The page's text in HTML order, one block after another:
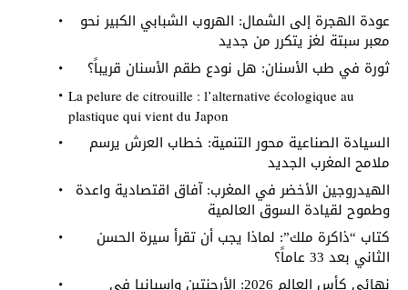
عودة الهجرة إلى الشمال: الهروب الشبابي الكبير نحو
معبر سبتة لغز يتكرر من جديد
ثورة في طب الأسنان: هل نودع طقم الأسنان قريباً؟
La pelure de citrouille : l’alternative écologique au
plastique qui vient du Japon
السيادة الصناعية محور التنمية: خطاب العرش يرسم
ملامح المغرب الجديد
الهيدروجين الأخضر في المغرب: آفاق اقتصادية واعدة
وطموح لقيادة السوق العالمية
كتاب “ذاكرة ملك”: لماذا يجب أن تقرأ سيرة الحسن
الثاني بعد 33 عاماً؟